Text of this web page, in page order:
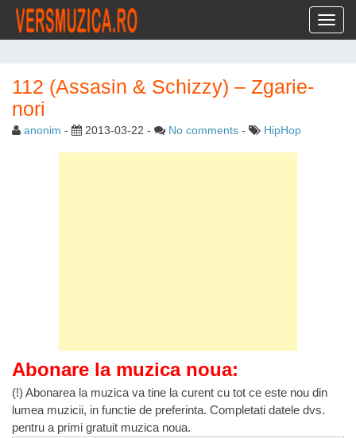
112 (Assasin & Schizzy) – Zgarie-
nori
anonim - 2013-03-22 - No comments - HipHop
Abonare la muzica noua:
(!) Abonarea la muzica va tine la curent cu tot ce este nou din
lumea muzicii, in functie de preferinta. Completati datele dvs.
pentru a primi gratuit muzica noua.